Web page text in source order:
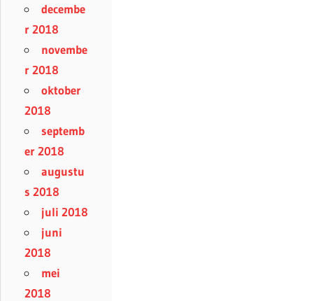
decembe
r 2018
novembe
r 2018
oktober
2018
septemb
er 2018
augustu
s 2018
juli 2018
juni
2018
mei
2018